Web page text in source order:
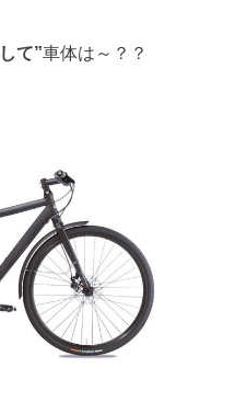
て”車体は～？？